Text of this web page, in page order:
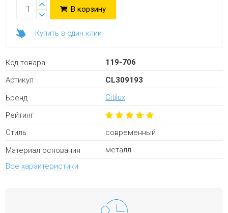
В корзину
Купить в один клик
Код товара
119-706
Артикул
CL309193
Бренд
Citilux
Рейтинг
Стиль
современный
Материал основания
металл
Все характеристики